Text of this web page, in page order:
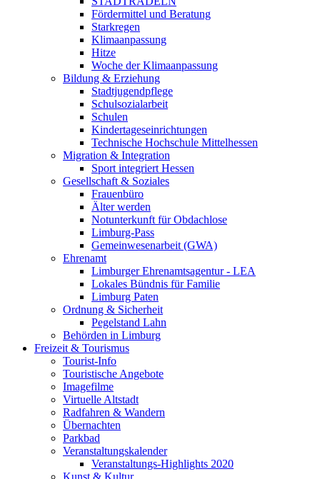
Fördermittel und Beratung
Starkregen
Klimaanpassung
Hitze
Woche der Klimaanpassung
Bildung & Erziehung
Stadtjugendpflege
Schulsozialarbeit
Schulen
Kindertageseinrichtungen
Technische Hochschule Mittelhessen
Migration & Integration
Sport integriert Hessen
Gesellschaft & Soziales
Frauenbüro
Älter werden
Notunterkunft für Obdachlose
Limburg-Pass
Gemeinwesenarbeit (GWA)
Ehrenamt
Limburger Ehrenamtsagentur - LEA
Lokales Bündnis für Familie
Limburg Paten
Ordnung & Sicherheit
Pegelstand Lahn
Behörden in Limburg
Freizeit & Tourismus
Tourist-Info
Touristische Angebote
Imagefilme
Virtuelle Altstadt
Radfahren & Wandern
Übernachten
Parkbad
Veranstaltungskalender
Veranstaltungs-Highlights 2020
Kunst & Kultur